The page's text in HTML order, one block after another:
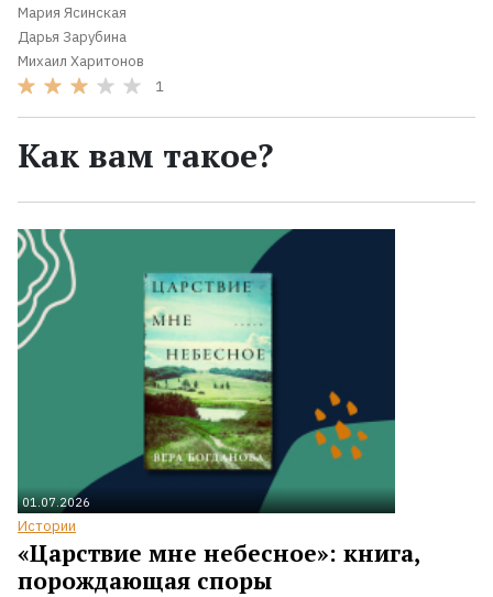
Мария Ясинская
Дарья Зарубина
Михаил Харитонов
1
Как вам такое?
01.07.2026
Истории
«Царствие мне небесное»: книга,
порождающая споры